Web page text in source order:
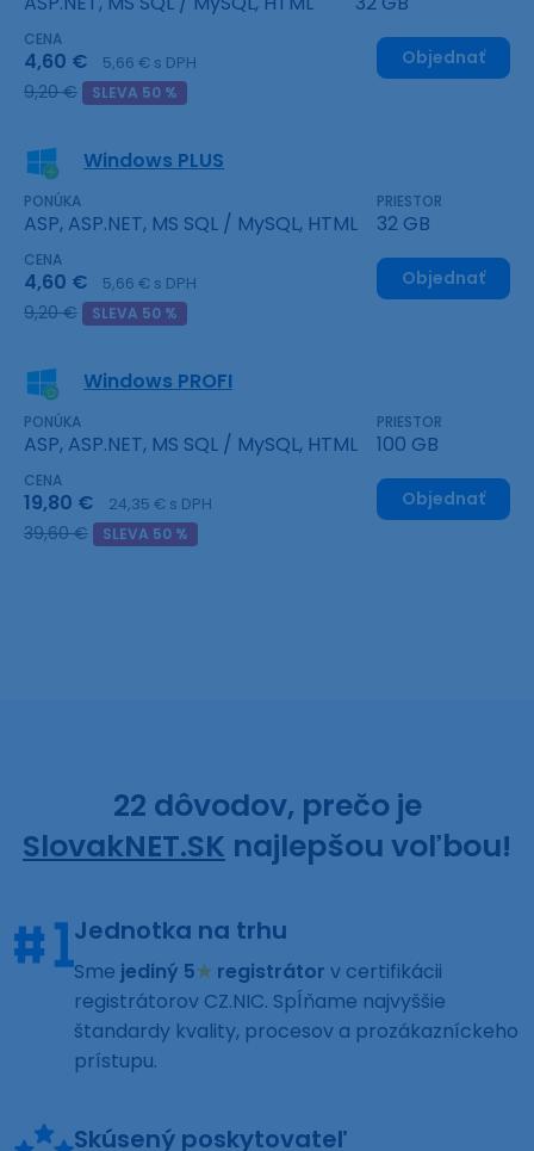
CENA
4,60 € 5,66 € s DPH
9,20 € SLEVA 50 %
Objednať
Windows PLUS
PONÚKA
ASP, ASP.NET, MS SQL / MySQL, HTML
PRIESTOR
32 GB
CENA
4,60 € 5,66 € s DPH
9,20 € SLEVA 50 %
Objednať
Windows PROFI
PONÚKA
ASP, ASP.NET, MS SQL / MySQL, HTML
PRIESTOR
100 GB
CENA
19,80 € 24,35 € s DPH
39,60 € SLEVA 50 %
Objednať
22 dôvodov, prečo je
SlovakNET.SK najlepšou voľbou!
Jednotka na trhu
Sme jediný 5★ registrátor v certifikácii
registrátorov CZ.NIC. Spĺňame najvyššie
štandardy kvality, procesov a prozákazníckeho
prístupu.
Skúsený poskytovateľ